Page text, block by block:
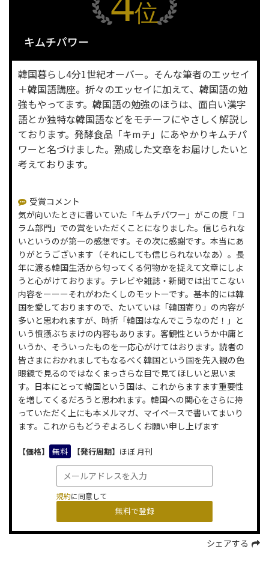
位
キムチパワー
韓国暮らし4分1世紀オーバー。そんな筆者のエッセイ
＋韓国語講座。折々のエッセイに加えて、韓国語の勉
強もやってます。韓国語の勉強のほうは、面白い漢字
語とか独特な韓国語などをモチーフにやさしく解説し
ております。発酵食品「キmチ」にあやかりキムチパ
ワーと名づけました。熟成した文章をお届けしたいと
考えております。
受賞コメント
気が向いたときに書いていた「キムチパワー」がこの度「コ
ラム部門」での賞をいただくことになりました。信じられな
いというのが第一の感想です。その次に感謝です。本当にあ
りがとうございます（それにしても信じられないなあ）。長
年に渡る韓国生活から匂ってくる何物かを捉えて文章にしよ
うと心がけております。テレビや雑誌・新聞では出てこない
内容をーーーそれがわたくしのモットーです。基本的には韓
国を愛しておりますので、たいていは「韓国寄り」の内容が
多いと思われますが、時折「韓国はなんでこうなのだ！」と
いう憤懣ぶちまけの内容もあります。客観性というか中庸と
いうか、そういったものを一応心がけてはおります。読者の
皆さまにおかれましてもなるべく韓国という国を先入観の色
眼鏡で見るのではなくまっさらな目で見てほしいと思いま
す。日本にとって韓国という国は、これからますます重要性
を増してくるだろうと思われます。韓国への関心をさらに持
っていただく上にも本メルマガ、マイペースで書いてまいり
ます。これからもどうぞよろしくお願い申し上げます
【価格】 無料 【発行周期】 ほぼ 月刊
規約に同意して
シェアする